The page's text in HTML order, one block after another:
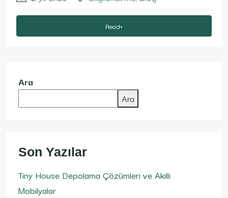
Read+
Ara
Ara
Son Yazılar
Tiny House Depolama Çözümleri ve Akıllı
Mobilyalar